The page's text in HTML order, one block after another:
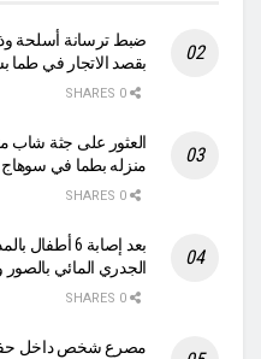
ضبط ترسانة أسلحة
بقصد الاتجار في طما
العثور على جثة شاب
منزله بطما في سوهاج
بعد إصابة 6
الجدري المائي
مصرع شخص داخل حفرة